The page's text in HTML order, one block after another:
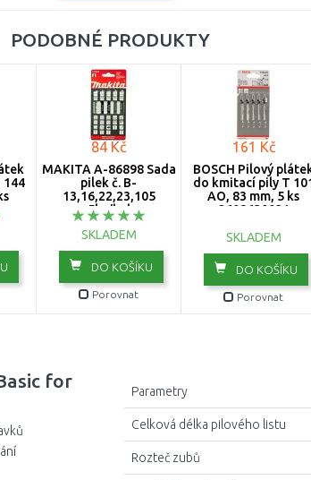
PODOBNÉ PRODUKTY
144
84 Kč
MAKITA A-86898 Sada
pilek č. B-
13,16,22,23,105
5ks/bal
SKLADEM
DO KOŠÍKU
Porovnat
161 Kč
BOSCH Pilový
do kmitací pily T
AO, 83 mm, 5 ks
2608630031
SKLADEM
DO KOŠÍKU
Porovnat
for
Parametry
Celková délka pilového listu
Rozteč zubů